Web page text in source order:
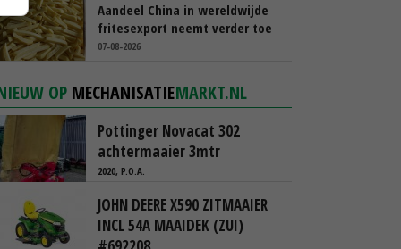
Aandeel China in wereldwijde
fritesexport neemt verder toe
07-08-2026
OP MECHANISATIEMARKT.NL
Pottinger Novacat 302
achtermaaier 3mtr
2020, P.O.A.
JOHN DEERE X590 ZITMAAIER
INCL 54A MAAIDEK (ZUI)